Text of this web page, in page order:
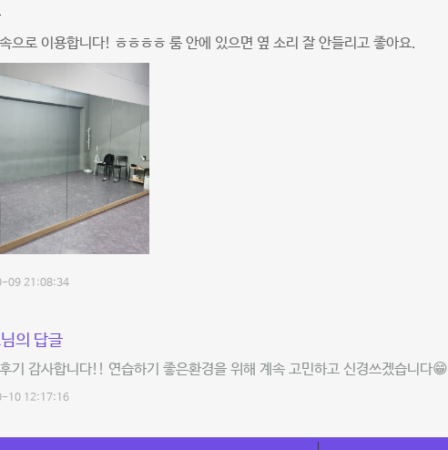
으로 이용합니다! ㅎㅎㅎㅎ 룸 안에 있으면 옆 소리 잘 안들리고 좋아요.
09 21:08:34
의 답글
기 감사합니다!! 연습하기 좋은환경을 위해 계속 고민하고 신경쓰겠습니다😁
10 12:17:16